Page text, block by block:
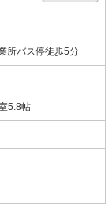
所バス停徒歩5分
5.8帖